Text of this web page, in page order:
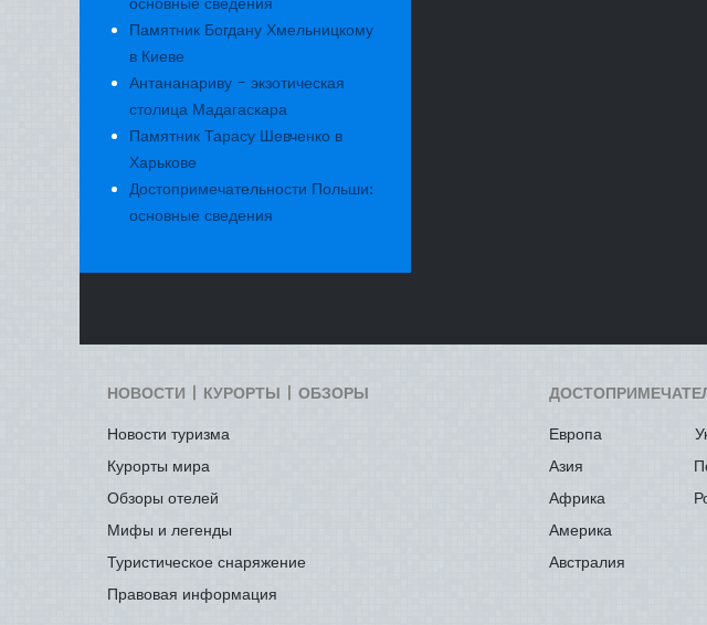
Памятник Богдану Хмельницкому
в Киеве
Антананариву - экзотическая
столица Мадагаскара
Памятник Тарасу Шевченко в
Харькове
Достопримечательности Польши:
основные сведения
НОВОСТИ | КУРОРТЫ | ОБЗОРЫ
Новости туризма
Курорты мира
Обзоры отелей
Мифы и легенды
Туристическое снаряжение
Правовая информация
Европа
Азия
Африка
Америка
Австралия